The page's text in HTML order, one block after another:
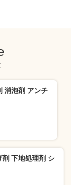
消泡剤 アンチ
剤 下地処理剤 シ